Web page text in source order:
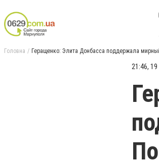
Головна Геращенко: Элита Донбасса поддержала
21:46,